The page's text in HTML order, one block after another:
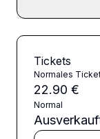
Tickets
Normales
22.90 €
Normal